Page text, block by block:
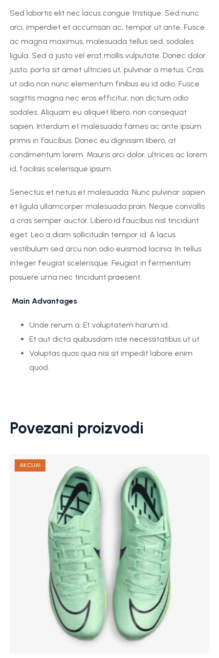
Sed lobortis elit nec lacus congue tristique. Sed nunc
orci, imperdiet et accumsan ac, tempor ut ante. Fusce
ac magna maximus, malesuada tellus sed, sodales
ligula. Sed a justo vel erat mollis vulputate. Donec dolor
justo, porta sit amet ultricies ut, pulvinar a metus. Cras
ut odio non nunc elementum finibus eu id odio. Fusce
sagittis magna nec eros efficitur, non dictum odio
sodales. Aliquam eu aliquet libero, non consequat
sapien. Interdum et malesuada fames ac ante ipsum
primis in faucibus. Donec eu dignissim libero, at
condimentum lorem. Mauris orci dolor, ultrices ac lorem
id, facilisis scelerisque ipsum.
Senectus et netus et malesuada. Nunc pulvinar sapien
et ligula ullamcorper malesuada proin. Neque convallis
a cras semper auctor. Libero id faucibus nisl tincidunt
eget. Leo a diam sollicitudin tempor id. A lacus
vestibulum sed arcu non odio euismod lacinia. In tellus
integer feugiat scelerisque. Feugiat in fermentum
posuere urna nec tincidunt praesent.
Main Advantages
Unde rerum a. Et voluptatem harum id.
Et aut dicta quibusdam iste necessitatibus ut ut.
Voluptas quos quia nisi sit impedit labore enim
quod.
Povezani proizvodi
AKCIJA!